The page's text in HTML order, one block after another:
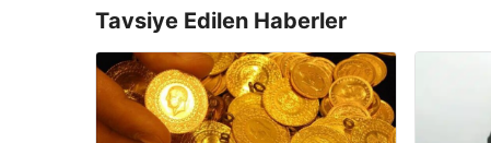
Tavsiye Edilen Haberler